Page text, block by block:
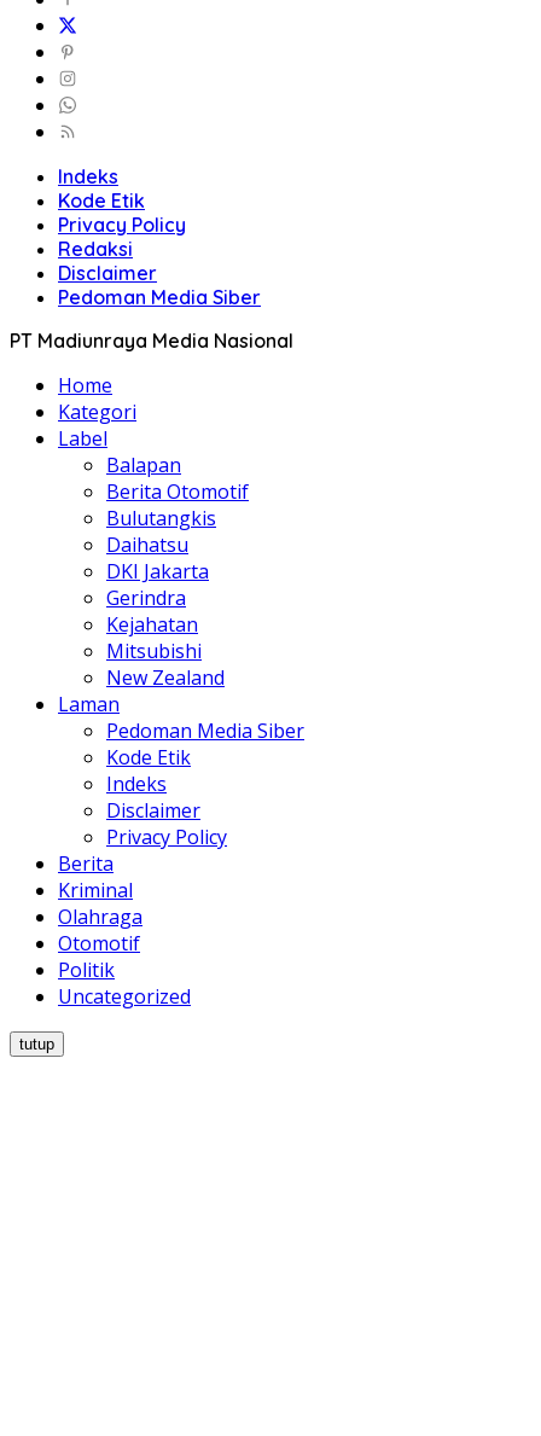
Indeks
Kode Etik
Privacy Policy
Redaksi
Disclaimer
Pedoman Media Siber
PT Madiunraya Media Nasional
Home
Kategori
Label
Balapan
Berita Otomotif
Bulutangkis
Daihatsu
DKI Jakarta
Gerindra
Kejahatan
Mitsubishi
New Zealand
Laman
Pedoman Media Siber
Kode Etik
Indeks
Disclaimer
Privacy Policy
Berita
Kriminal
Olahraga
Otomotif
Politik
Uncategorized
tutup